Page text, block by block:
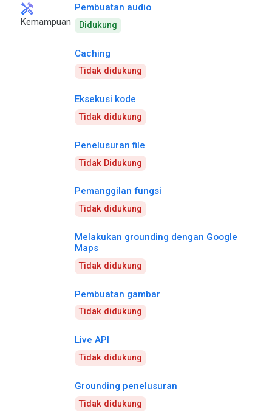
handyman
Kemampuan
Pembuatan audio
Didukung
Caching
Tidak didukung
Eksekusi kode
Tidak didukung
Penelusuran file
Tidak Didukung
Pemanggilan fungsi
Tidak didukung
Melakukan grounding dengan Google
Maps
Tidak didukung
Pembuatan gambar
Tidak didukung
Live API
Tidak didukung
Grounding penelusuran
Tidak didukung